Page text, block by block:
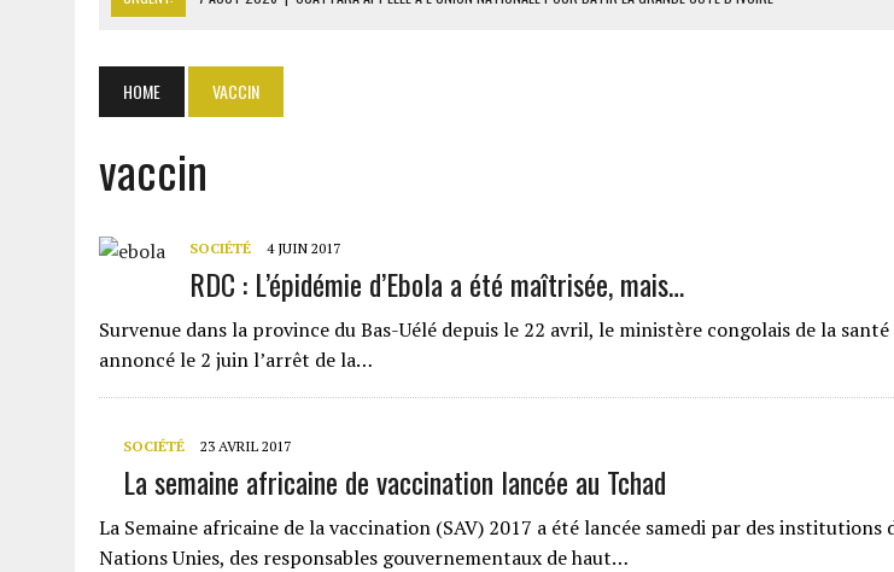
7 AOÛT 2026 | LE PREMIER MINISTRE GUINÉEN SALUE LE MODÈLE IVOIRIEN DE DÉVELOPPEMENT
7 AOÛT 2026
HOME VACCIN
vaccin
SOCIÉTÉ 4 JUIN 2017
RDC : L’épidémie d’Ebola a été maîtrisée, mais…
Survenue dans la province du Bas-Uélé depuis le 22 avril, le ministère congolais de la
annoncé le 2 juin l’arrêt de la…
SOCIÉTÉ 23 AVRIL 2017
La semaine africaine de vaccination lancée au Tchad
La Semaine africaine de la vaccination (SAV) 2017 a été lancée samedi par des institutions
Nations Unies, des responsables gouvernementaux de haut…